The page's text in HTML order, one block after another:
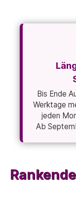
Bis Ende
Werktage
jeden
Ab